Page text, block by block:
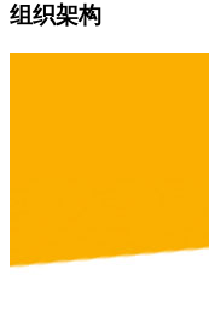
组织架构